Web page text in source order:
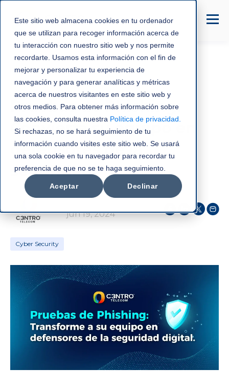
Este sitio web almacena cookies en tu ordenador
que se utilizan para recoger información acerca de
tu interacción con nuestro sitio web y nos permite
recordarte. Usamos esta información con el fin de
mejorar y personalizar tu experiencia de
navegación y para generar analíticas y métricas
acerca de nuestros visitantes en este sitio web y
otros medios. Para obtener más información sobre
las cookies, consulta nuestra Política de privacidad
Si rechazas, no se hará seguimiento de tu
información cuando visites este sitio web. Se usará
una sola cookie en tu navegador para recordar tu
preferencia de que no se te haga seguimiento.
Aceptar Declinar
Cyber Security
Pruebas de Phishing:
Convierta su equipo en
defensores de la
seguridad
jun 19, 2024
Cyber Security